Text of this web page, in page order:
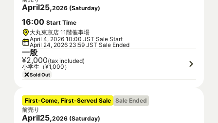
April25,2026 (Saturday)
16:00 Start Time
大丸東京店 11階催事場
April 4, 2026 10:00 JST Sale Start
April 24, 2026 23:59 JST Sale Ended
一般
¥2,000(tax included)
小学生（¥1,000）
Sold Out
First-Come, First-Served Sale Sale Ended
前売り
April25,2026 (Saturday)